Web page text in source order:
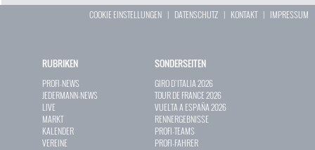
COOKIE EINSTELLUNGEN | DATENSCHUTZ | KONTAKT| IMPRESSUM
RUBRIKEN
PROFI-NEWS
JEDERMANN-NEWS
LIVE
MARKT
KALENDER
VEREINE
SONDERSEITEN
GIRO D`ITALIA 2026
TOUR DE FRANCE 2026
VUELTA A ESPAÑA 2026
RENNERGEBNISSE
PROFI-TEAMS
PROFI-FAHRER